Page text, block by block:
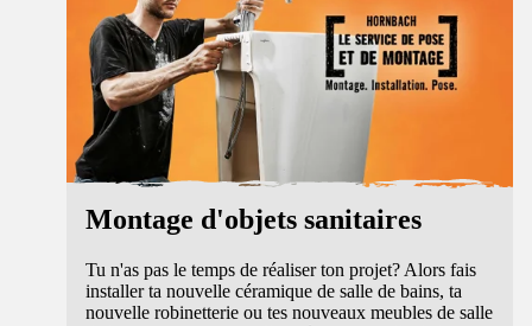
Montage d'objets sanitaires
Tu n'as pas le temps de réaliser ton projet? Alors fais
installer ta nouvelle céramique de salle de bains, ta
nouvelle robinetterie ou tes nouveaux meubles de salle